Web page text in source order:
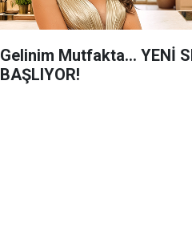
Gelinim Mutfakta... YENİ
BAŞLIYOR!